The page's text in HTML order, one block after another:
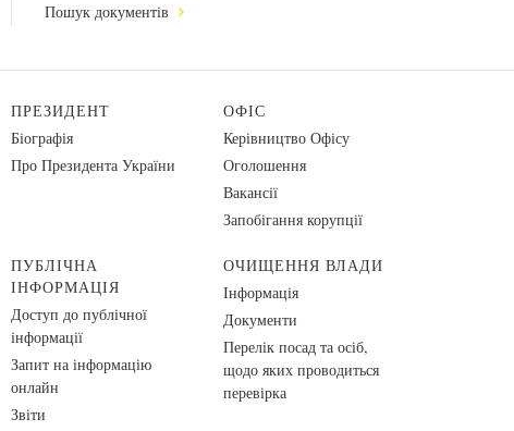
Пошук документів
ПРЕЗИДЕНТ
Біографія
Про Президента України
ОФІС
Керівництво Офісу
Оголошення
Вакансії
Запобігання корупції
ПУБЛІЧНА
ІНФОРМАЦІЯ
Доступ до публічної
інформації
Запит на інформацію
онлайн
Звіти
ОЧИЩЕННЯ ВЛАДИ
Інформація
Документи
Перелік посад та осіб,
щодо яких проводиться
перевірка